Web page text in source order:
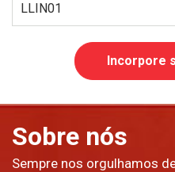
LLIN01
Incorpore
Sobre nós
Sempre nos orgulhamos